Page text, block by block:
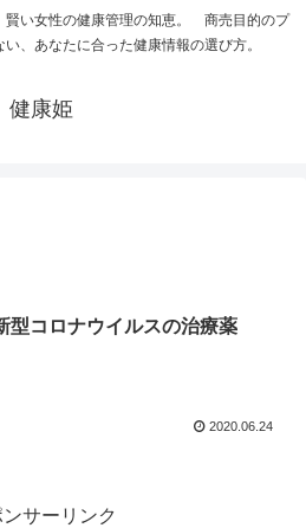
賢い女性の健康管理の知恵。 商売目的のプ
、あなたに合った健康情報の選び方。
健康姫
型コロナウイルスの治療薬
2020.06.24
ンサーリンク